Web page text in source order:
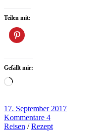
Teilen mit:
Gefällt mir:
Wird
17. September 2017
Kommentare 4
Reisen /Rezept